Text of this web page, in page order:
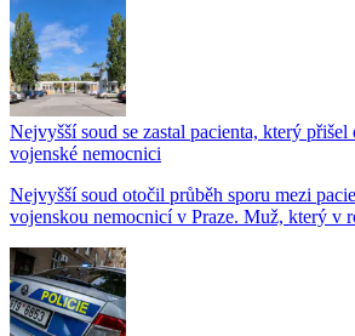
Nejvyšší soud se zastal pacienta, který
vojenské nemocnici
Nejvyšší soud otočil průběh sporu mezi
vojenskou nemocnicí v Praze. Muž, který v